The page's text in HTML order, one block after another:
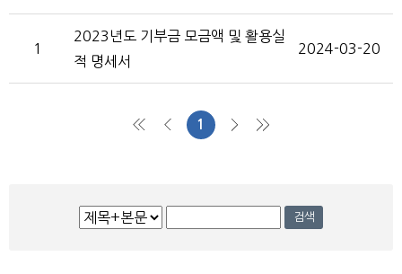
1
2023년도 기부금 모금액 및 활용실
적 명세서
2024-03-20
1
검색